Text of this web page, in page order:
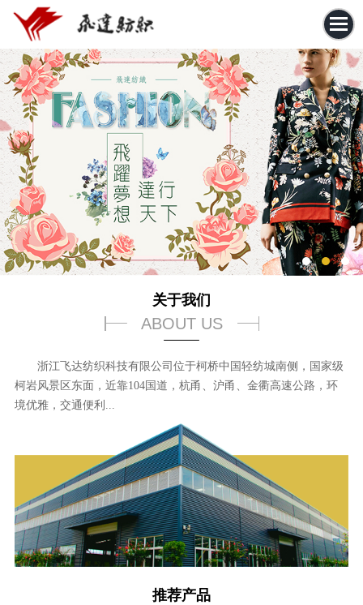
关于我们
ABOUT US
浙江飞达纺织科技有限公司位于柯桥中国轻纺城南侧，国家级
柯岩风景区东面，近靠104国道，杭甬、沪甬、金衢高速公路，环
境优雅，交通便利...
推荐产品